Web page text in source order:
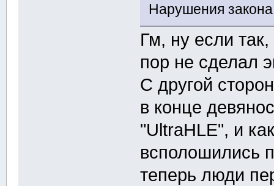
Нарушения закона
Гм, ну если
пор не сделал
С другой
в конце
"UltraHLE", и
всполошились
теперь люди